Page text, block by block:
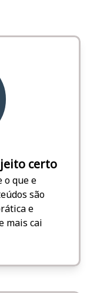
certo
o que e
são
e
mais cai